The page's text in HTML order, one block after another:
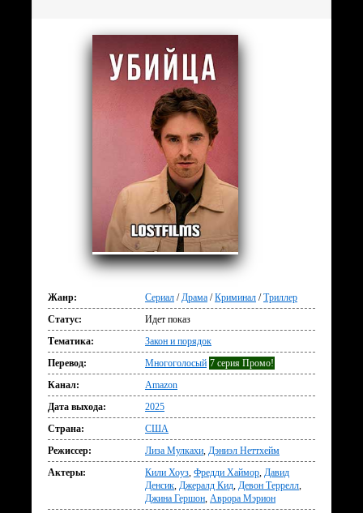
Жанр: Сериал /Драма /Криминал /Триллер
Статус:
Идет показ
Тематика:
Закон и порядок
Перевод:
Многоголосый 7 серия Промо!
Канал:
Amazon
Дата выхода:
2025
Страна:
США
Режиссер:
Лиза Мулкахи, Дэниэл Неттхейм
Актеры:
Кили Хоуз, Фредди Хаймор, Давид
Денсик, Джералд Кид, Девон Террелл,
Джина Гершон, Аврора Мэрион